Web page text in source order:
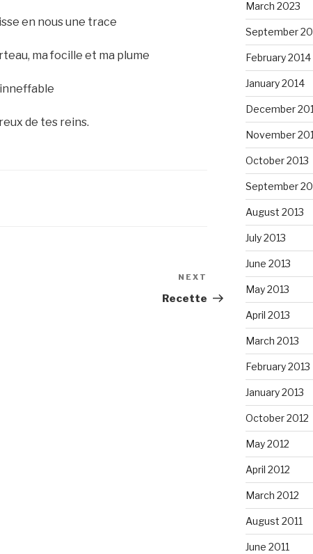
en nous une trace
ma focille et ma plume
inneffable
de tes reins.
Post
NEXT
Recette
March 2023
September
February 2014
January 2014
December
November
October 2013
September
August 2013
July 2013
June 2013
May 2013
April 2013
March 2013
February 2013
January 2013
October 2012
May 2012
April 2012
March 2012
August 2011
June 2011